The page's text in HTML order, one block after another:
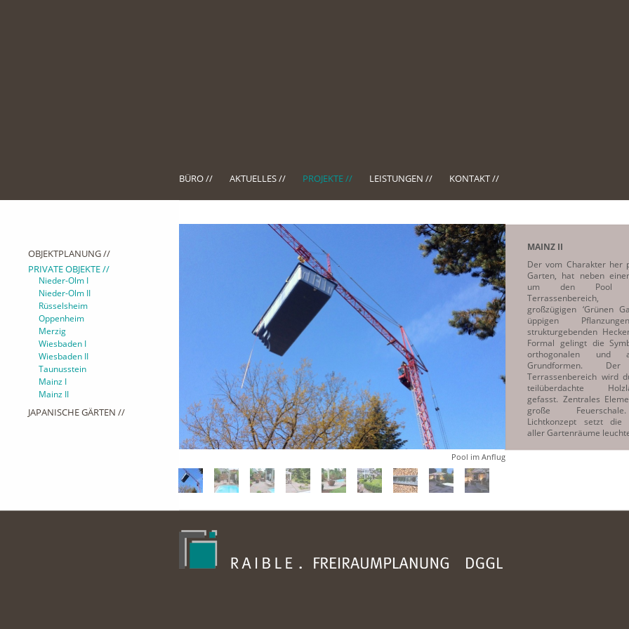
BÜRO // AKTUELLES // PROJEKTE // LEISTUNGEN // KONTAKT //
OBJEKTPLANUNG //
PRIVATE OBJEKTE //
Nieder-Olm I
Nieder-Olm II
Rüsselsheim
Oppenheim
Merzig
Wiesbaden I
Wiesbaden II
Taunusstein
Mainz I
Mainz II
JAPANISCHE GÄRTEN //
Pool im Anflug
MAINZ II
Der vom Charakter her
Garten, hat neben
um den Pool
großzügigen ‘Grünen
üppigen
strukturgebenden
Formal gelingt die
orthogonalen und
Grundformen.
Terrassenbereich wird
teilüberdachte
gefasst. Zentrales
große
Lichtkonzept setzt die
aller Gartenräume